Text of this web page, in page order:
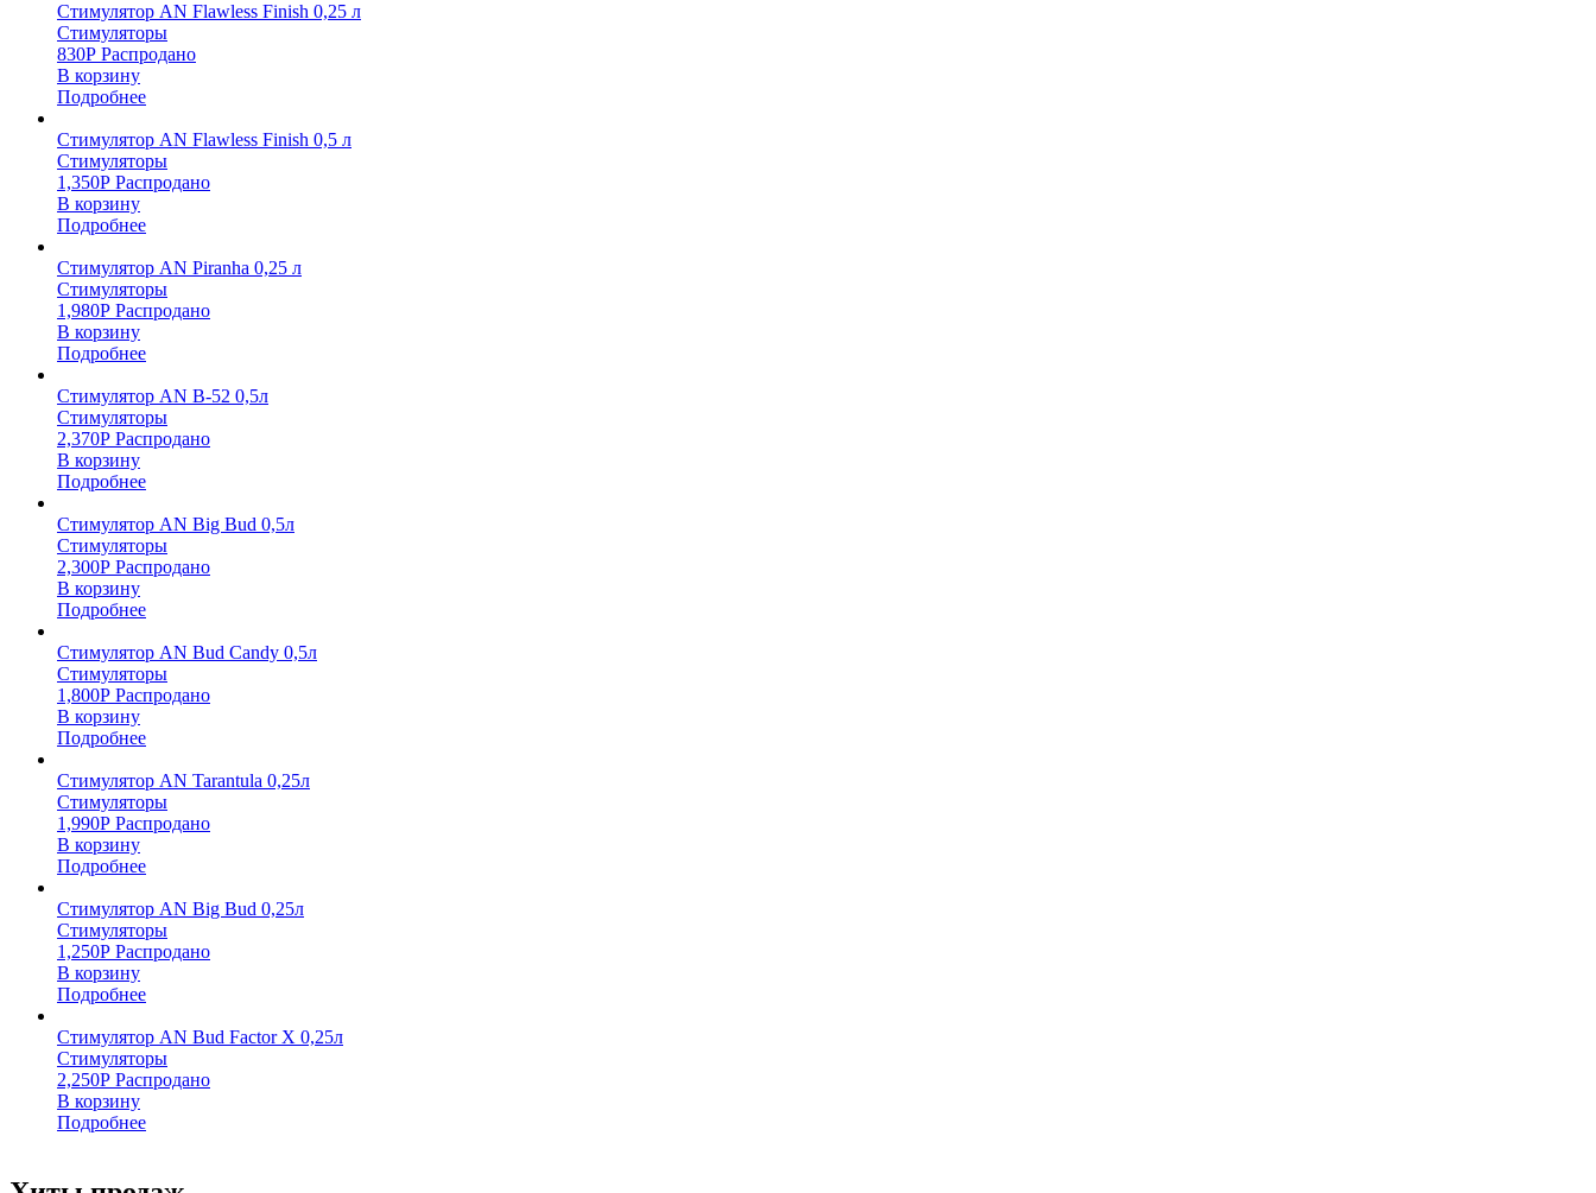
Стимулятор AN Flawless Finish 0,25 л
Стимуляторы
830Р Распродано
В корзину
Подробнее
Стимулятор AN Flawless Finish 0,5 л
Стимуляторы
1,350Р Распродано
В корзину
Подробнее
Стимулятор AN Piranha 0,25 л
Стимуляторы
1,980Р Распродано
В корзину
Подробнее
Стимулятор AN B-52 0,5л
Стимуляторы
2,370Р Распродано
В корзину
Подробнее
Стимулятор AN Big Bud 0,5л
Стимуляторы
2,300Р Распродано
В корзину
Подробнее
Стимулятор AN Bud Candy 0,5л
Стимуляторы
1,800Р Распродано
В корзину
Подробнее
Стимулятор AN Tarantula 0,25л
Стимуляторы
1,990Р Распродано
В корзину
Подробнее
Стимулятор AN Big Bud 0,25л
Стимуляторы
1,250Р Распродано
В корзину
Подробнее
Стимулятор AN Bud Factor X 0,25л
Стимуляторы
2,250Р Распродано
В корзину
Подробнее